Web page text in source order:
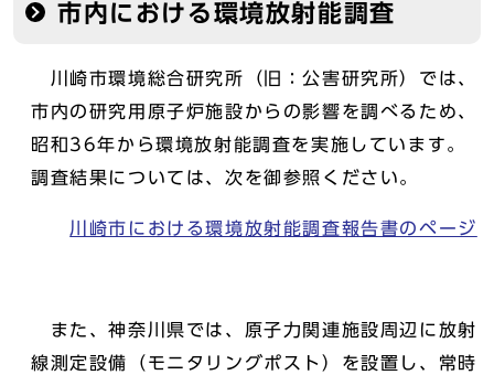
市内における環境放射能調査
川崎市環境総合研究所（旧：公害研究所）では、
市内の研究用原子炉施設からの影響を調べるため、
昭和36年から環境放射能調査を実施しています。
調査結果については、次を御参照ください。
川崎市における環境放射能調査報告書のページ
また、神奈川県では、原子力関連施設周辺に放射
線測定設備（モニタリングポスト）を設置し、常時